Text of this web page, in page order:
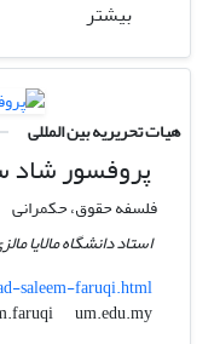
بیشتر
هیات تحریریه بین المللی
پروفسور شاد
فلسفه حقوق، حکمرانی
استاد دانشگاه مالایا
saleem-faruqi.html
shad.saleem.faruqi
um.edu.my